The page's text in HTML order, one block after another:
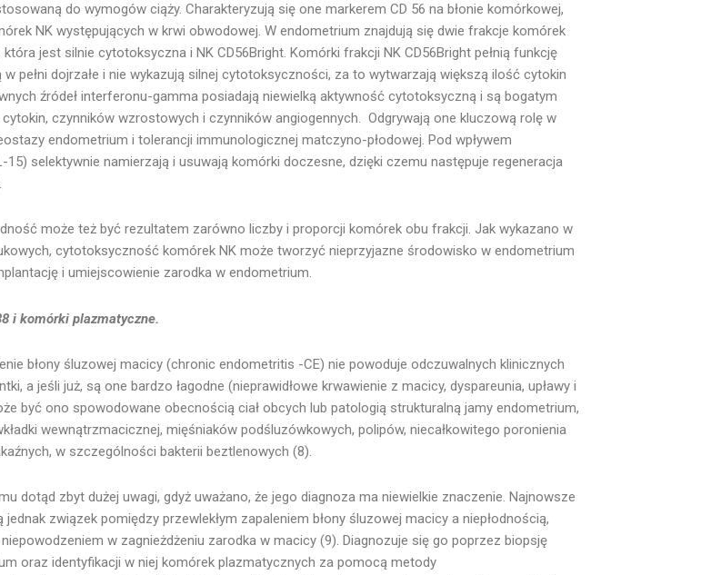
do wymogów ciąży. Charakteryzują się one markerem CD 56 na błonie komórkowej,
NK występujących w krwi obwodowej. W endometrium znajdują się dwie frakcje komórek
która jest silnie cytotoksyczna i NK CD56Bright. Komórki frakcji NK CD56Bright pełnią funkcję
w pełni dojrzałe i nie wykazują silnej cytotoksyczności, za to wytwarzają większą ilość cytokin
źródeł interferonu-gamma posiadają niewielką aktywność cytotoksyczną i są bogatym
cytokin, czynników wzrostowych i czynników angiogennych. Odgrywają one kluczową rolę w
endometrium i tolerancji immunologicznej matczyno-płodowej. Pod wpływem
15) selektywnie namierzają i usuwają komórki doczesne, dzięki czemu następuje regeneracja
może też być rezultatem zarówno liczby i proporcji komórek obu frakcji. Jak wykazano w
cytotoksyczność komórek NK może tworzyć nieprzyjazne środowisko w endometrium
i umiejscowienie zarodka w endometrium.
i komórki plazmatyczne.
błony śluzowej macicy (chronic endometritis -CE) nie powoduje odczuwalnych klinicznych
a jeśli już, są one bardzo łagodne (nieprawidłowe krwawienie z macicy, dyspareunia, upławy i
być ono spowodowane obecnością ciał obcych lub patologią strukturalną jamy endometrium,
wewnątrzmacicznej, mięśniaków podśluzówkowych, polipów, niecałkowitego poronienia
w szczególności bakterii beztlenowych (8).
dotąd zbyt dużej uwagi, gdyż uważano, że jego diagnoza ma niewielkie znaczenie. Najnowsze
jednak związek pomiędzy przewlekłym zapaleniem błony śluzowej macicy a niepłodnością,
w zagnieżdżeniu zarodka w macicy (9). Diagnozuje się go poprzez biopsję
oraz identyfikacji w niej komórek plazmatycznych za pomocą metody